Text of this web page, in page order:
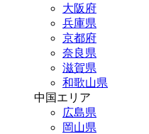
大阪府
兵庫県
京都府
奈良県
滋賀県
和歌山県
中国エリア
広島県
岡山県